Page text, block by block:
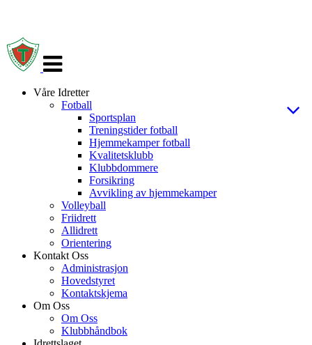
navigasjon
Våre Idretter
Fotball
Sportsplan
Treningstider fotball
Hjemmekamper fotball
Kvalitetsklubb
Klubbdommere
Forsikring
Avvikling av hjemmekamper
Volleyball
Friidrett
Allidrett
Orientering
Kontakt Oss
Administrasjon
Hovedstyret
Kontaktskjema
Om Oss
Om Oss
Klubbhåndbok